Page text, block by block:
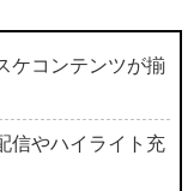
ケコンテンツが揃
信やハイライト充